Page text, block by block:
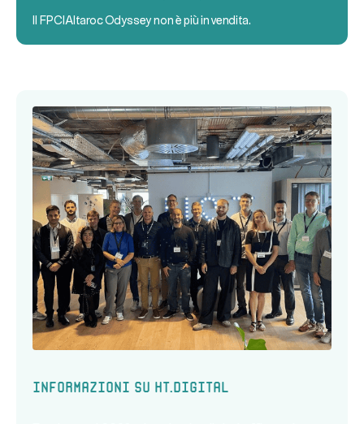
FPCI Altaroc Odyssey non è più in vendita.
Informazioni su ht.digital